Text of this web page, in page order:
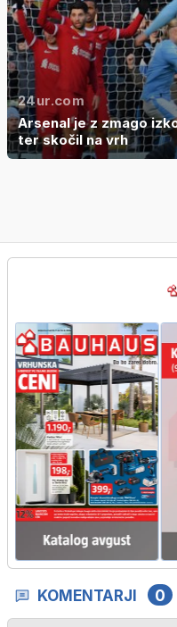
24ur.com
Arsenal je z zmago
ter skočil na vrh
KOMENTARJI 0